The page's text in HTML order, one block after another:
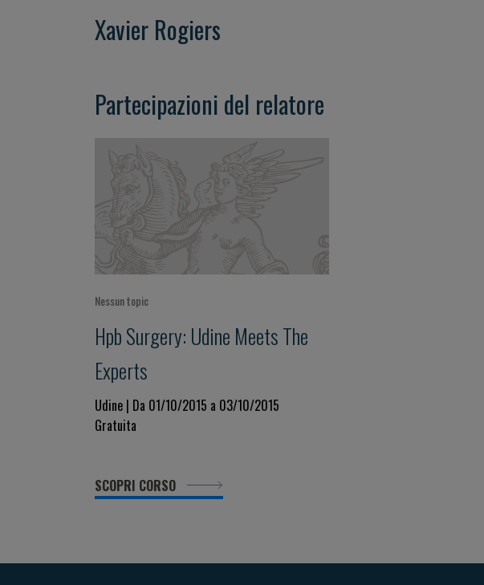
Xavier Rogiers
Partecipazioni del relatore
Nessun topic
Hpb Surgery: Udine Meets The
Experts
Udine | Da 01/10/2015 a 03/10/2015
Gratuita
SCOPRI CORSO